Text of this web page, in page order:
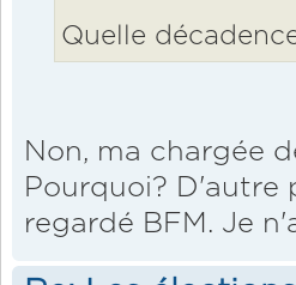
Quelle
Non, ma chargée
Pourquoi? D'autre
regardé BFM. Je